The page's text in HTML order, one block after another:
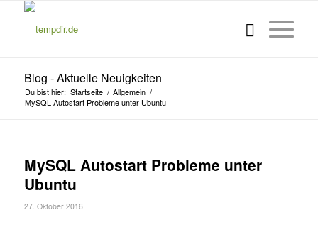
Blog - Aktuelle Neuigkeiten
Du bist hier: Startseite / Allgemein /
MySQL Autostart Probleme unter Ubuntu
MySQL Autostart Probleme unter
Ubuntu
27. Oktober 2016